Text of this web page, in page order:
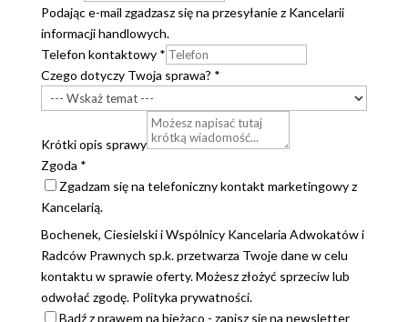
Podając e-mail zgadzasz się na przesyłanie z Kancelarii
informacji handlowych.
Telefon kontaktowy *
Czego dotyczy Twoja sprawa? *
Krótki opis sprawy
Zgoda *
Zgadzam się na telefoniczny kontakt marketingowy z
Kancelarią.
Bochenek, Ciesielski i Wspólnicy Kancelaria Adwokatów i
Radców Prawnych sp.k. przetwarza Twoje dane w celu
kontaktu w sprawie oferty. Możesz złożyć sprzeciw lub
odwołać zgodę. Polityka prywatności.
Bądź z prawem na bieżąco - zapisz się na newsletter